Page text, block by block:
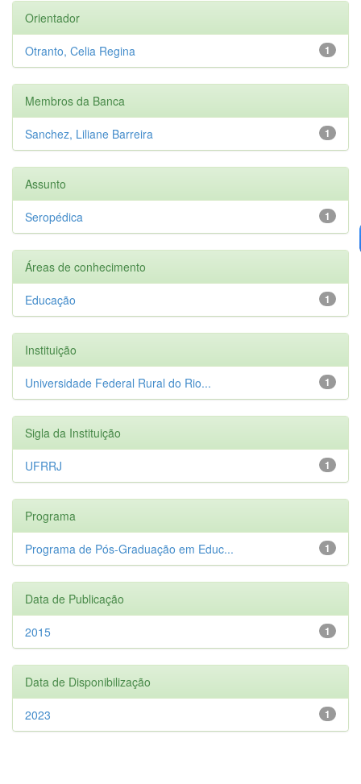
Orientador
1
Otranto, Celia Regina
Membros da Banca
1
Sanchez, Liliane Barreira
Assunto
1
Seropédica
Áreas de conhecimento
1
Educação
Instituição
1
Universidade Federal Rural do Rio...
Sigla da Instituição
1
UFRRJ
Programa
1
Programa de Pós-Graduação em Educ...
Data de Publicação
1
2015
Data de Disponibilização
1
2023